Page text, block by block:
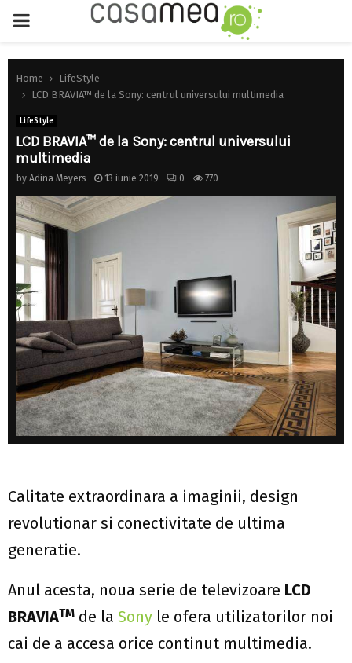
PRIMARY
MENU
Home
LifeStyle
LCD BRAVIA™ de la Sony: centrul universului multimedia
LifeStyle
LCD BRAVIA™ de la Sony: centrul universului
multimedia
by Adina Meyers 13 iunie 2019 0 770
Calitate extraordinara a imaginii, design
revolutionar si conectivitate de ultima
generatie.
Anul acesta, noua serie de televizoare LCD
BRAVIATM de la Sony le ofera utilizatorilor noi
cai de a accesa orice continut multimedia.